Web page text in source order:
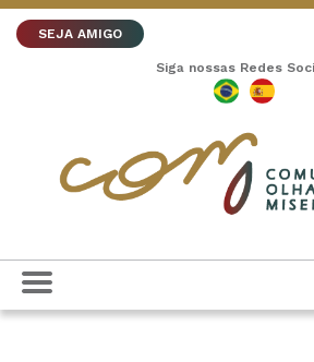
SEJA AMIGO
Siga nossas Redes